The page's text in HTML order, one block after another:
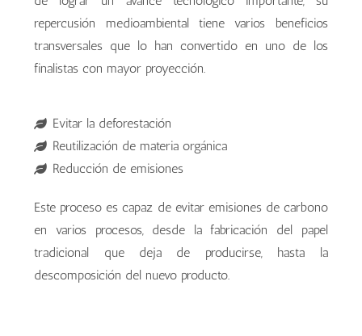
repercusión medioambiental tiene varios beneficios
transversales que lo han convertido en uno de los
finalistas con mayor proyección.
Evitar la deforestación
Reutilización de materia orgánica
Reducción de emisiones
Este proceso es capaz de evitar emisiones de carbono
en varios procesos, desde la fabricación del papel
tradicional que deja de producirse, hasta la
descomposición del nuevo producto.